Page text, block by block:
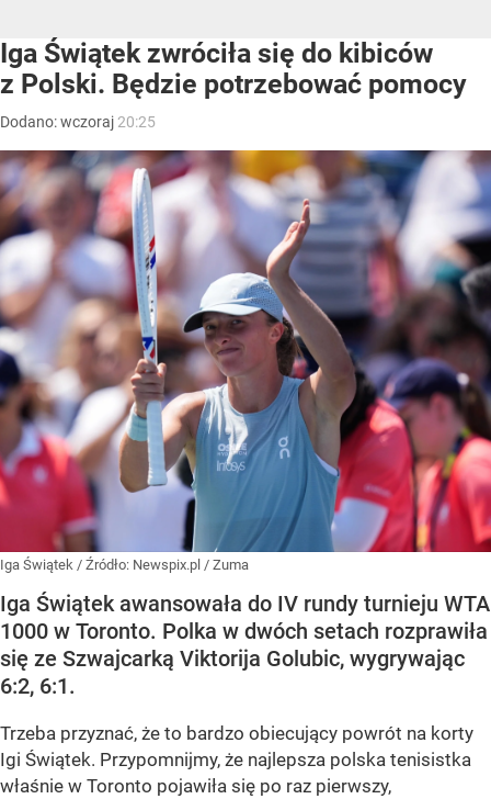
Iga Świątek zwróciła się do kibiców
z Polski. Będzie potrzebować pomocy
Dodano:wczoraj 20:25
Iga Świątek / Źródło: Newspix.pl / Zuma
Iga Świątek awansowała do IV rundy turnieju WTA
1000 w Toronto. Polka w dwóch setach rozprawiła
się ze Szwajcarką Viktorija Golubic, wygrywając
6:2, 6:1.
Trzeba przyznać, że to bardzo obiecujący powrót na korty
Igi Świątek. Przypomnijmy, że najlepsza polska tenisistka
właśnie w Toronto pojawiła się po raz pierwszy,